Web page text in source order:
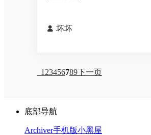
 坏坏
1 23456789下一页
底部导航
Archiver手机版小黑屋